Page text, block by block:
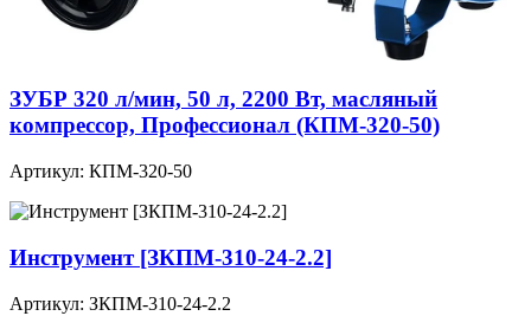
ЗУБР 320 л/мин, 50 л, 2200 Вт, масляный
компрессор, Профессионал (КПМ-320-50)
Артикул: КПМ-320-50
Инструмент [ЗКПМ-310-24-2.2]
Артикул: ЗКПМ-310-24-2.2